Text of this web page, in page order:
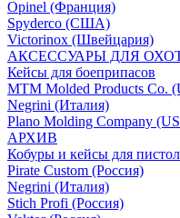
Opinel (Франция)
Spyderco (США)
Victorinox (Швейцария)
АКСЕССУАРЫ ДЛЯ
Кейсы для боеприпасов
MTM Molded Products Co.
Negrini (Италия)
Plano Molding Company
АРХИВ
Кобуры и кейсы для
Pirate Custom (Россия)
Negrini (Италия)
Stich Profi (Россия)